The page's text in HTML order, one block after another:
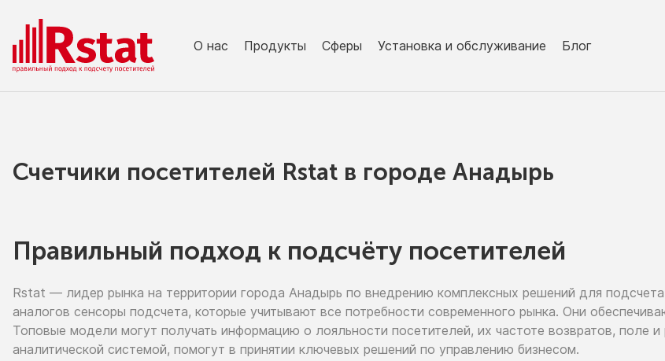
О нас Продукты Сферы Установка и обслуживание Блог
Счетчики посетителей Rstat в городe Анадырь
Правильный подход к подсчёту посетителей
Rstat — лидер рынка на территории города Анадырь по внедрению комплексных решений для
аналогов сенсоры подсчета, которые учитывают все потребности современного рынка. Они
Топовые модели могут получать информацию о лояльности посетителей, их частоте возвратов, поле и
аналитической системой, помогут в принятии ключевых решений по управлению бизнесом.